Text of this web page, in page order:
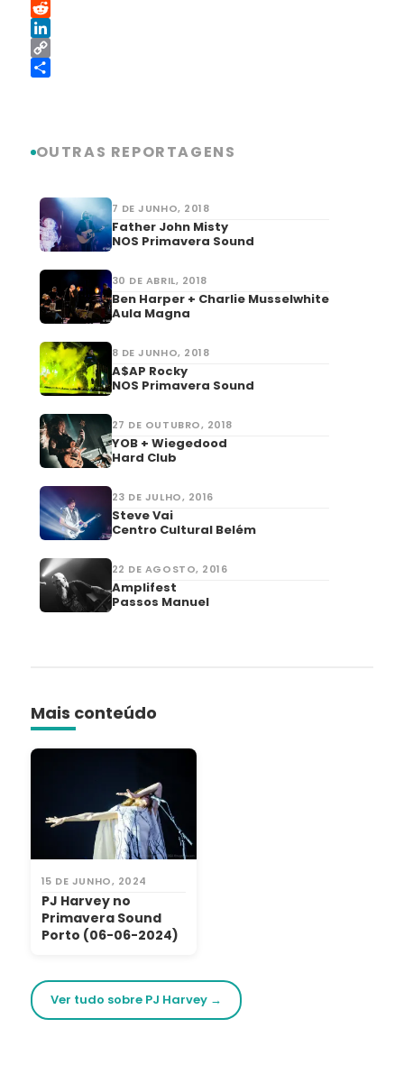
Threads
Reddit
LinkedIn
Copy
OUTRAS REPORTAGENS
7 DE JUNHO, 2018
Father John Misty
NOS Primavera Sound
30 DE ABRIL, 2018
Ben Harper + Charlie Musselwhite
Aula Magna
8 DE JUNHO, 2018
A$AP Rocky
NOS Primavera Sound
27 DE OUTUBRO, 2018
YOB + Wiegedood
Hard Club
23 DE JULHO, 2016
Steve Vai
Centro Cultural Belém
22 DE AGOSTO, 2016
Amplifest
Passos Manuel
Mais conteúdo
15 DE JUNHO, 2024
PJ Harvey no
Primavera Sound
Porto (06-06-2024)
Ver tudo sobre PJ Harvey →